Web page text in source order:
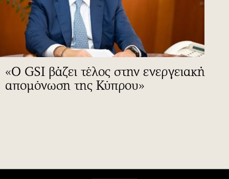
«Ο GSI βάζει τέλος στην ενεργειακή
απομόνωση της Κύπρου»